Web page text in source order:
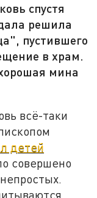
спустя
решила
пустившего
в храм.
мина
всё-таки
детей
совершено